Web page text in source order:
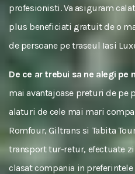
profesionisti. Va asiguram
plus beneficiati gratuit de o
de persoane pe traseul Iasi
De ce ar trebui sa ne alegi pe
mai avantajoase preturi de pe
alaturi de cele mai mari
Romfour, Giltrans si Tabita
transport tur-retur, efectuate
clasat compania in